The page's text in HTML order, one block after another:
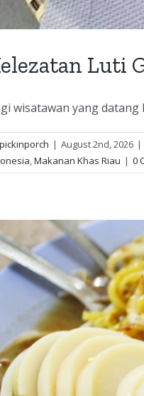
Luti
wisatawan yang datang
pickinporch | August 2nd, 2026 |
,Makanan Khas Riau | 0